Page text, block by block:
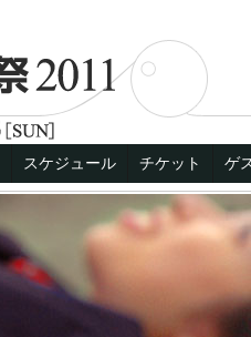
スケジュール チケット ゲ